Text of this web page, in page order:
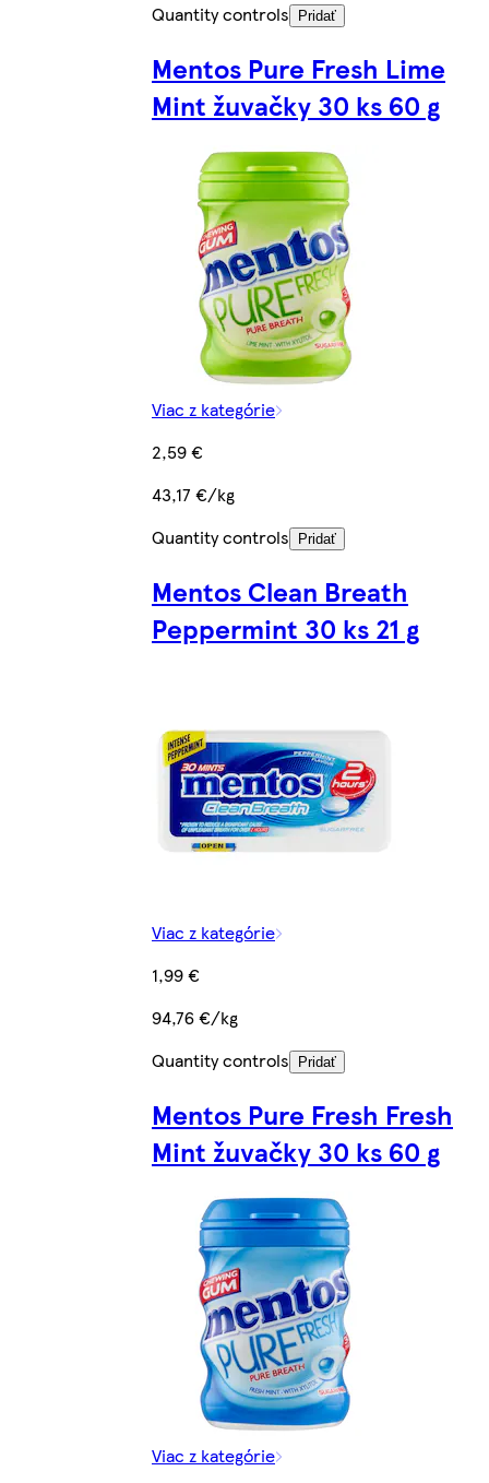
Quantity controls
Pridať
Mentos Pure Fresh Lime
Mint žuvačky 30 ks 60 g
Viac z kategórie
2,59 €
43,17 €/kg
Quantity controls
Pridať
Mentos Clean Breath
Peppermint 30 ks 21 g
Viac z kategórie
1,99 €
94,76 €/kg
Quantity controls
Pridať
Mentos Pure Fresh Fresh
Mint žuvačky 30 ks 60 g
Viac z kategórie